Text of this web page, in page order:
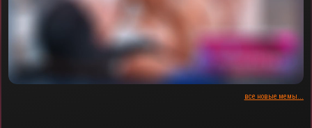
все новые мемы...